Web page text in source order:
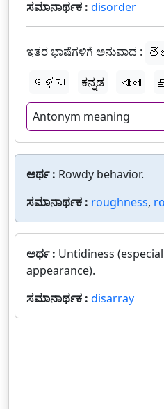
ಸಮಾನಾರ್ಥಕ : disorder
ಇತರ ಭಾಷೆಗಳಿಗೆ ಅನುವಾದ :
ଓଡ଼ିଆ
ಕನ್ನಡ বাংলা
Antonym meaning
ಅರ್ಥ : Rowdy behavior.
ಸಮಾನಾರ್ಥಕ : roughness,
ಅರ್ಥ : Untidiness
appearance).
ಸಮಾನಾರ್ಥಕ : disarray